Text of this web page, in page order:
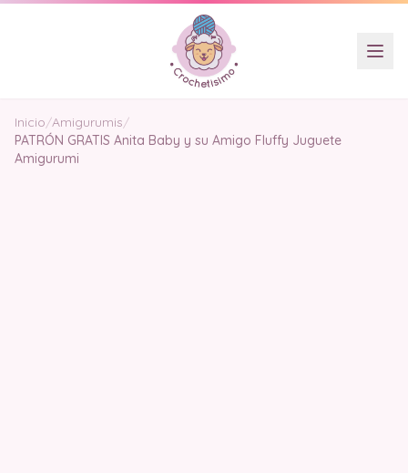
Inicio/Amigurumis/
PATRÓN GRATIS Anita Baby y su Amigo Fluffy Juguete
Amigurumi